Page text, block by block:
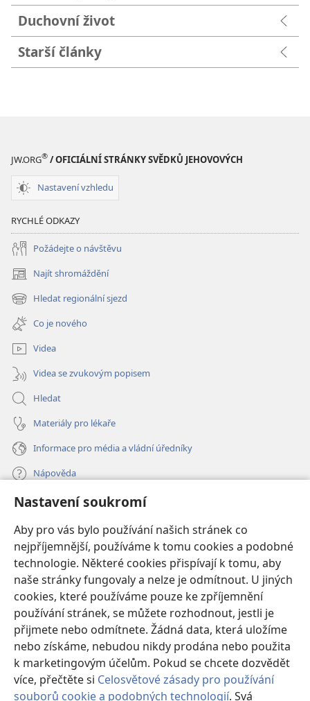
Nastavení soukromí
Aby pro vás bylo používání našich stránek co
nejpříjemnější, používáme k tomu cookies a podobné
technologie. Některé cookies přispívají k tomu, aby
naše stránky fungovaly a nelze je odmítnout. U jiných
cookies, které používáme pouze ke zpříjemnění
používání stránek, se můžete rozhodnout, jestli je
přijmete nebo odmítnete. Žádná data, která uložíme
nebo získáme, nebudou nikdy prodána nebo použita
k marketingovým účelům. Pokud se chcete dozvědět
více, přečtěte si Celosvětové zásady pro používání
souborů cookie a podobných technologií. Svá
Duchovní život
Starší články
JW.ORG® / OFICIÁLNÍ STRÁNKY SVĚDKŮ JEHOVOVÝCH
Nastavení vzhledu
RYCHLÉ ODKAZY
Požádejte o návštěvu
Najít shromáždění
(otevřeno
nové
okno)
Hledat regionální sjezd
(otevřeno
nové
okno)
Co je nového
Videa
Videa se zvukovým popisem
Hledat
Materiály pro lékaře
Informace pro média a vládní úředníky
Nápověda
Dary
nové
okno) ONLINE KNIHOVNA Strážné věže
(otevřeno
nové
okno)JW Hub®
(otevřeno
nové
okno)JW Library
Watchtower Library